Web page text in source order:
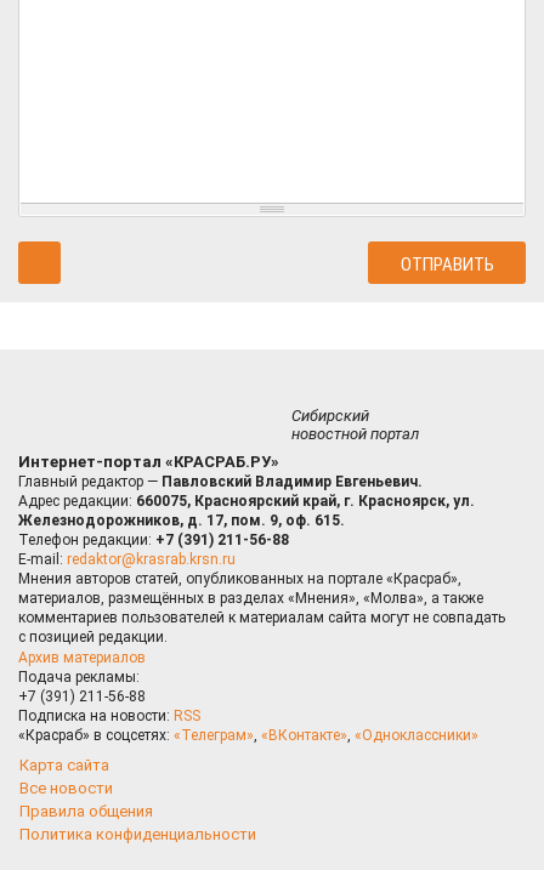
Сибирский
новостной портал
Интернет-портал «КРАСРАБ.РУ»
Главный редактор — Павловский Владимир Евгеньевич.
Адрес редакции: 660075, Красноярский край, г. Красноярск, ул.
Железнодорожников, д. 17, пом. 9, оф. 615.
Телефон редакции: +7 (391) 211-56-88
E-mail: redaktor@krasrab.krsn.ru
Мнения авторов статей, опубликованных на портале «Красраб»,
материалов, размещённых в разделах «Мнения», «Молва», а также
комментариев пользователей к материалам сайта могут не совпадать
с позицией редакции.
Архив материалов
Подача рекламы:
+7 (391) 211-56-88
Подписка на новости: RSS
«Красраб» в соцсетях: «Телеграм», «ВКонтакте», «Одноклассники»
Карта сайта
Все новости
Правила общения
Политика конфиденциальности